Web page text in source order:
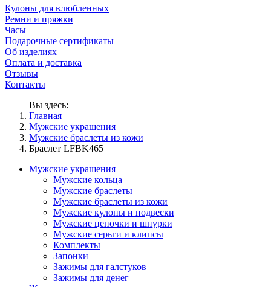
Кулоны для влюбленных
Ремни и пряжки
Часы
Подарочные сертификаты
Об изделиях
Оплата и доставка
Отзывы
Контакты
Вы здесь:
Главная
Мужские украшения
Мужские браслеты из кожи
Браслет LFBK465
Мужские украшения
Мужские кольца
Мужские браслеты
Мужские браслеты из кожи
Мужские кулоны и подвески
Мужские цепочки и шнурки
Мужские серьги и клипсы
Комплекты
Запонки
Зажимы для галстуков
Зажимы для денег